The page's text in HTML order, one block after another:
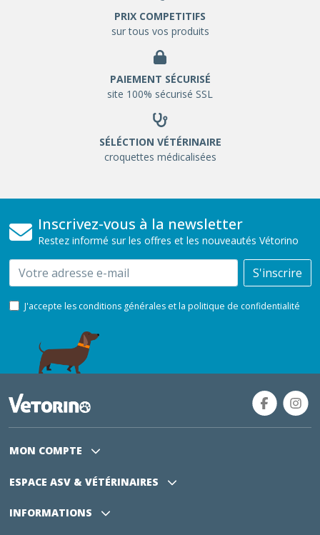
PRIX COMPETITIFS
sur tous vos produits
PAIEMENT SÉCURISÉ
site 100% sécurisé SSL
SÉLÉCTION VÉTÉRINAIRE
croquettes médicalisées
Inscrivez-vous à la newsletter
Restez informé sur les offres et les nouveautés Vétorino
Email S'inscrire
J'accepte les conditions générales et la politique de confidentialité
MON COMPTE
ESPACE ASV & VÉTÉRINAIRES
INFORMATIONS